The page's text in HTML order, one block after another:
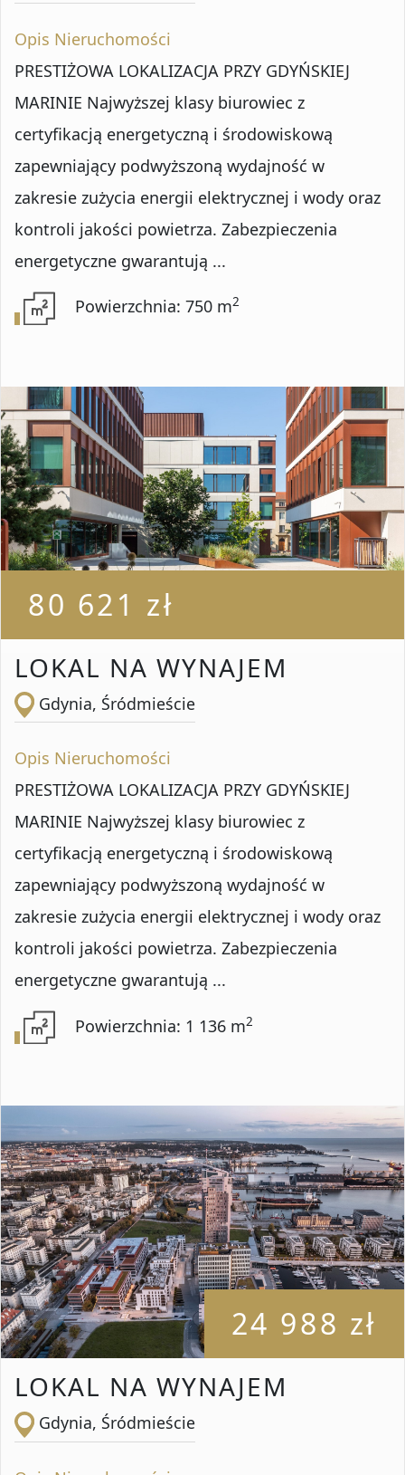
Opis Nieruchomości
PRESTIŻOWA LOKALIZACJA PRZY GDYŃSKIEJ
MARINIE Najwyższej klasy biurowiec z
certyfikacją energetyczną i środowiskową
zapewniający podwyższoną wydajność w
zakresie zużycia energii elektrycznej i wody oraz
kontroli jakości powietrza. Zabezpieczenia
energetyczne gwarantują ...
Powierzchnia: 750 m2
80 621 zł
LOKAL NA WYNAJEM
Gdynia, Śródmieście
Opis Nieruchomości
PRESTIŻOWA LOKALIZACJA PRZY GDYŃSKIEJ
MARINIE Najwyższej klasy biurowiec z
certyfikacją energetyczną i środowiskową
zapewniający podwyższoną wydajność w
zakresie zużycia energii elektrycznej i wody oraz
kontroli jakości powietrza. Zabezpieczenia
energetyczne gwarantują ...
Powierzchnia: 1 136 m2
24 988 zł
LOKAL NA WYNAJEM
Gdynia, Śródmieście